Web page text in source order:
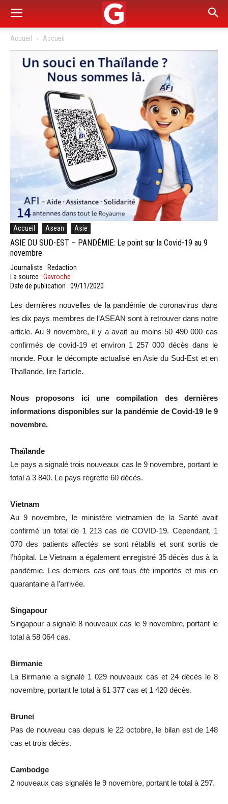
Accueil Accueil
Accueil Asean Asie
ASIE DU SUD-EST – PANDÉMIE: Le point sur la Covid-19 au 9
novembre
Journaliste : Redaction
La source : Gavroche
Date de publication : 09/11/2020
Les dernières nouvelles de la pandémie de coronavirus dans
les dix pays membres de l’ASEAN sont à retrouver dans notre
article. Au 9 novembre, il y a avait au moins 50 490 000 cas
confirmés de covid-19 et environ 1 257 000 décès dans le
monde. Pour le décompte actualisé en Asie du Sud-Est et en
Thaïlande, lire l’article.
Nous proposons ici une compilation des dernières
informations disponibles sur la pandémie de Covid-19 le 9
novembre.
Thaïlande
Le pays a signalé trois nouveaux cas le 9 novembre, portant le
total à 3 840. Le pays regrette 60 décès.
Vietnam
Au 9 novembre, le ministère vietnamien de la Santé avait
confirmé un total de 1 213 cas de COVID-19. Cependant, 1
070 des patients affectés se sont rétablis et sont sortis de
l’hôpital. Le Vietnam a également enregistré 35 décès dus à la
pandémie. Les derniers cas ont tous été importés et mis en
quarantaine à l’arrivée.
Singapour
Singapour a signalé 8 nouveaux cas le 9 novembre, portant le
total à 58 064 cas.
Birmanie
La Birmanie a signalé 1 029 nouveaux cas et 24 décès le 8
novembre, portant le total à 61 377 cas et 1 420 décès.
Brunei
Pas de nouveau cas depuis le 22 octobre, le bilan est de 148
cas et trois décès.
Cambodge
2 nouveaux cas signalés le 9 novembre, portant le total à 297.